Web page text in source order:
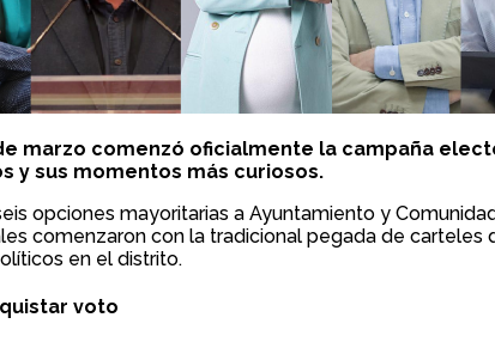
marzo comenzó oficialmente la campaña
y sus momentos más curiosos.
opciones mayoritarias a Ayuntamiento y
comenzaron con la tradicional pegada de
en el distrito.
voto